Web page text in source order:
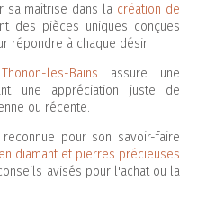
sa maîtrise dans la création de
des pièces uniques conçues
répondre à chaque désir.
les-Bains assure une
une appréciation juste de
ou récente.
pour son savoir-faire
diamant et pierres précieuses
avisés pour l'achat ou la